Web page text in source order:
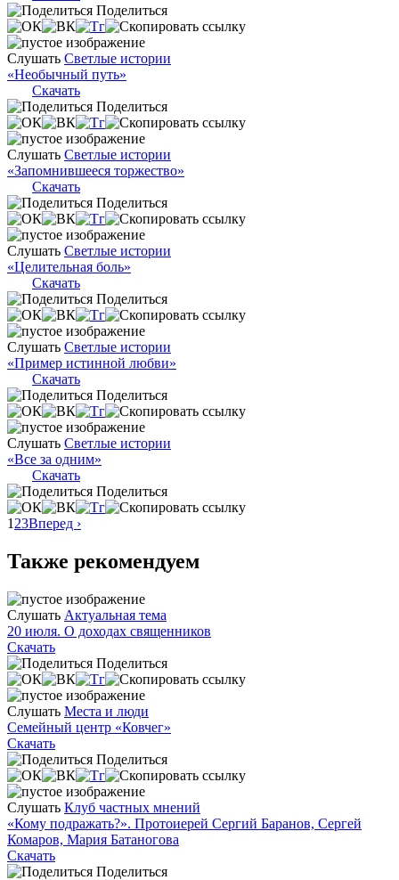
Поделиться
Слушать Светлые истории
«Необычный путь»
Скачать
Поделиться
Слушать Светлые истории
«Запомнившееся торжество»
Скачать
Поделиться
Слушать Светлые истории
«Целительная боль»
Скачать
Поделиться
Слушать Светлые истории
«Пример истинной любви»
Скачать
Поделиться
Слушать Светлые истории
«Все за одним»
Скачать
Поделиться
1 23Вперед ›
Также рекомендуем
Слушать Актуальная тема
20 июля. О доходах священников
Скачать
Поделиться
Слушать Места и люди
Семейный центр «Ковчег»
Скачать
Поделиться
Слушать Клуб частных мнений
«Кому подражать?». Протоиерей Сергий Баранов, Сергей
Комаров, Мария Батаногова
Скачать
Поделиться